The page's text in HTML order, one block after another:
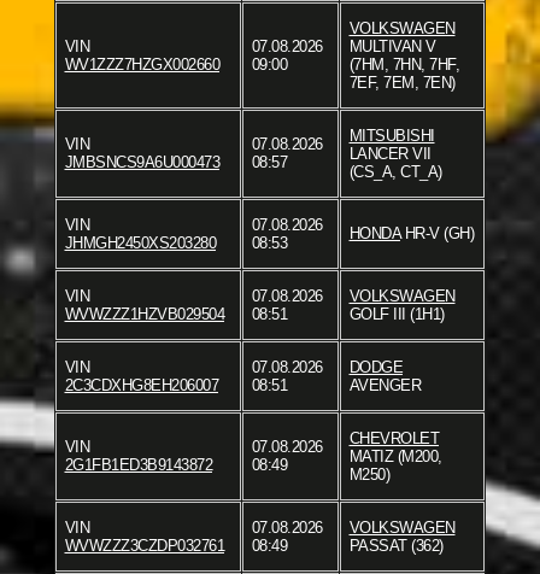
VIN
WV1ZZZ7HZGX002660
07.08.2026
09:00
VOLKSWAGEN
MULTIVAN V
(7HM, 7HN, 7HF,
7EF, 7EM, 7EN)
VIN
JMBSNCS9A6U000473
07.08.2026
08:57
MITSUBISHI
LANCER VII
(CS_A, CT_A)
VIN
JHMGH2450XS203280
07.08.2026
08:53
HONDAHR-V (GH)
VIN
WVWZZZ1HZVB029504
07.08.2026
08:51
VOLKSWAGEN
GOLF III (1H1)
VIN
2C3CDXHG8EH206007
07.08.2026
08:51
DODGE
AVENGER
VIN
2G1FB1ED3B9143872
07.08.2026
08:49
CHEVROLET
MATIZ (M200,
M250)
VIN
WVWZZZ3CZDP032761
07.08.2026
08:49
VOLKSWAGEN
PASSAT (362)